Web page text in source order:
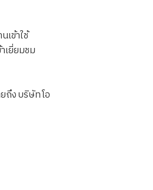
ข้าใช้
เยี่ยมชม
ง บริษัท โอ